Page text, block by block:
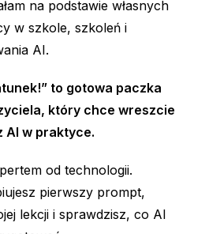
na podstawie własnych
w szkole, szkoleń i
AI.
to gotowa paczka
który chce wreszcie
AI w praktyce.
od technologii.
pierwszy prompt,
lekcji i sprawdzisz, co AI